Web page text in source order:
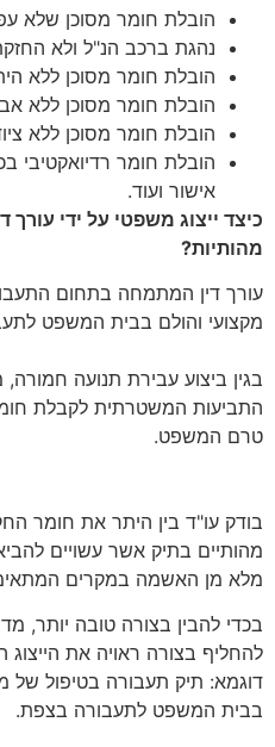
הובלת חומר מסוכן שלא
נהגת ברכב הנ"ל ולא
הובלת חומר מסוכן ללא
הובלת חומר מסוכן ללא
הובלת חומר מסוכן ללא
הובלת חומר רדיואקטיבי
אישור ועוד.
כיצד ייצוג משפטי על ידי עורך
מהותיות?
עורך דין המתמחה בתחום
מקצועי והולם
בעת קבלת
בגין ביצוע עבירת תנועה
התביעות המשטרתית לקבלת
טרם
במסגרת
בודק עו"ד בין היתר את חומר
מהותיים בתיק אשר עשויים
מלא מן האשמה במקרים
בכדי להבין בצורה טובה יותר,
להחליף בצורה ראויה את הייצוג
דוגמא: תיק תעבורה בטיפול של
בבית המשפט